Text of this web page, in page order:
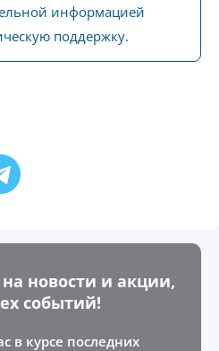
информацией
поддержку.
новости и акции,
событий!
в курсе последних